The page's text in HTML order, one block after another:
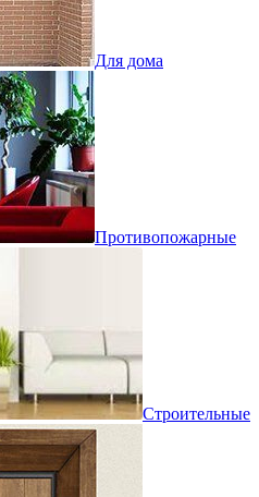
Для дома
Противопожарные
Строительные